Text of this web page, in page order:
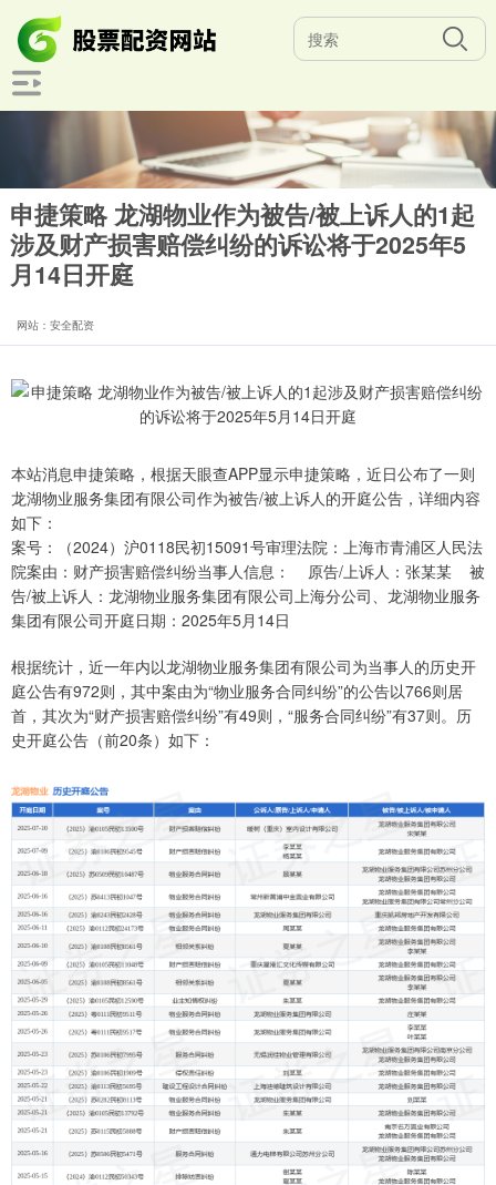
申捷策略 龙湖物业作为被告/被上诉人的1起
涉及财产损害赔偿纠纷的诉讼将于2025年5
月14日开庭
网站：安全配资
本站消息申捷策略，根据天眼查APP显示申捷策略，近日公布了一则
龙湖物业服务集团有限公司作为被告/被上诉人的开庭公告，详细内容
如下：
案号：（2024）沪0118民初15091号审理法院：上海市青浦区人民法
院案由：财产损害赔偿纠纷当事人信息： 原告/上诉人：张某某 被
告/被上诉人：龙湖物业服务集团有限公司上海分公司、龙湖物业服务
集团有限公司开庭日期：2025年5月14日
根据统计，近一年内以龙湖物业服务集团有限公司为当事人的历史开
庭公告有972则，其中案由为“物业服务合同纠纷”的公告以766则居
首，其次为“财产损害赔偿纠纷”有49则，“服务合同纠纷”有37则。历
史开庭公告（前20条）如下：